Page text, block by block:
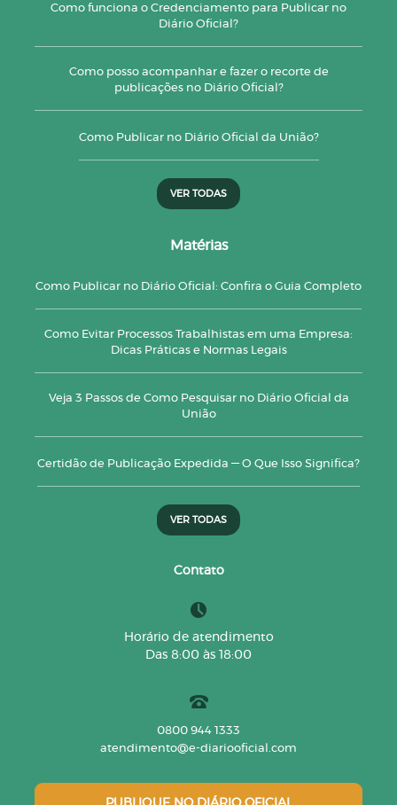
Como funciona o Credenciamento para Publicar no
Diário Oficial?
Como posso acompanhar e fazer o recorte de
publicações no Diário Oficial?
Como Publicar no Diário Oficial da União?
VER TODAS
Matérias
Como Publicar no Diário Oficial: Confira o Guia Completo
Como Evitar Processos Trabalhistas em uma Empresa:
Dicas Práticas e Normas Legais
Veja 3 Passos de Como Pesquisar no Diário Oficial da
União
Certidão de Publicação Expedida — O Que Isso Significa?
VER TODAS
Contato
Horário de atendimento
Das 8:00 às 18:00
0800 944 1333
atendimento@e-diariooficial.com